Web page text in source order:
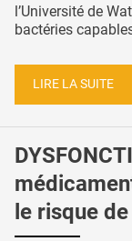
l’Université de
bactéries
LIRE LA SUITE
le risque